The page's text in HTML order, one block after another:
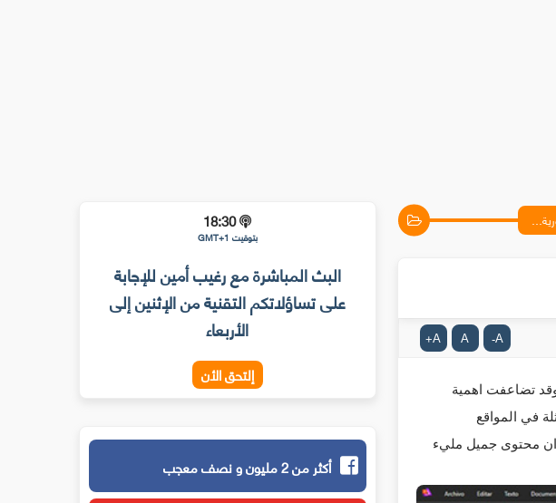
A
-
A
A
+
18:30
بتوقيت GMT+1
البث المباشرة مع رغيب أمين للإجابة
على تساؤلاتكم التقنية من الإثنين إلى
الأربعاء
إلتحق الأن
أكثر من 2 مليون و نصف معجب